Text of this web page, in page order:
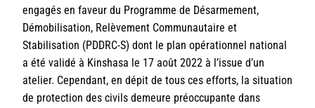
engagés en faveur du Programme de Désarmement,
Démobilisation, Relèvement Communautaire et
Stabilisation (PDDRC-S) dont le plan opérationnel national
a été validé à Kinshasa le 17 août 2022 à l’issue d’un
atelier. Cependant, en dépit de tous ces efforts, la situation
de protection des civils demeure préoccupante dans